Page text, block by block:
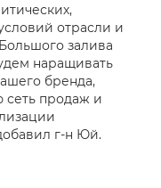
отрасли и
залива
наращивать
бренда,
сеть продаж и
г-н Юй.